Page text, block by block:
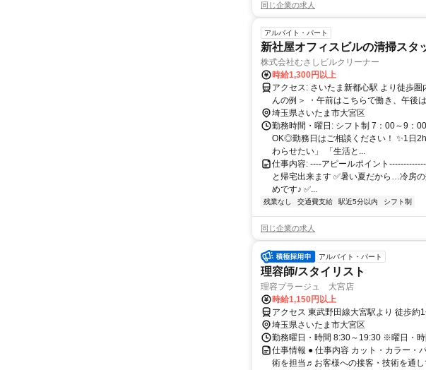
同じ企業の求人
アルバイト・パート
新社屋オフィスビルの清掃スタ
株式会社むさしビルクリーナー
時給1,300円以上
アクセス: さいたま新都心駅 より徒歩圏内 自転車通勤OK！ ＜勤務中のスタッフさ
んの例＞ ・午前はこちらで働き、午後
立するAさん(50代女性)
埼玉県さいたま市大宮区
勤務時間・曜日: シフト制 7：00～9：
OK◎勤務日はご相談ください！ ✨1日
わらせたい」 「生活と...
仕事内容: ----アピールポイント
と帰宅出来ます ✅暑い夏だから…冷房
めです♪ ✅...
残業なし 交通費支給 駅近5分以内 シフト制
同じ企業の求人
アルバイト・パート
理容師/スタイリスト
理容プラージュ 大宮店
時給1,150円以上
アクセス 東武野田線大宮駅より 徒歩約
埼玉県さいたま市大宮区
勤務曜日・時間 8:30～19:30 ※曜日・
仕事情報 ● 仕事内容 カット・カラー・
術を担当♬お客様への接客・技術を通